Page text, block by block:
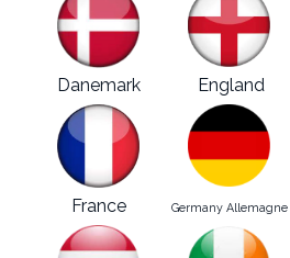
Danemark England
France Germany Allemagne